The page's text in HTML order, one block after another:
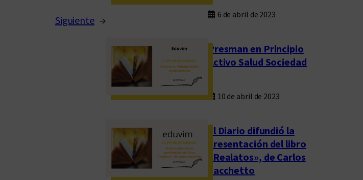
Siguiente → 6 de abril de 2023
Presman en Principio
Activo Salud Sociedad
10 de abril de 2023
El Diario difundió la
presentación del libro
«Realatos», de Carlos
Sacchetto